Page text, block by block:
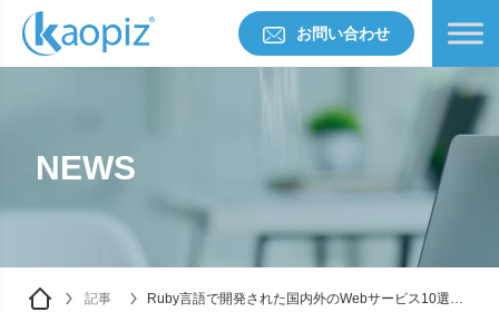
お問い合わせ
NEWS
記事
Ruby言語で開発された国内外のWebサービス10選｜